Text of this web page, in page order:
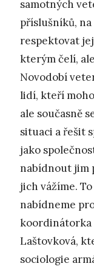
samotných
příslušníků,
respektovat
kterým čelí,
Novodobí
lidí, kteří
ale současně
situaci a řešit
jako
nabídnout jim
jich vážíme.
nabídneme
koordinátorka
Laštovková,
sociologie